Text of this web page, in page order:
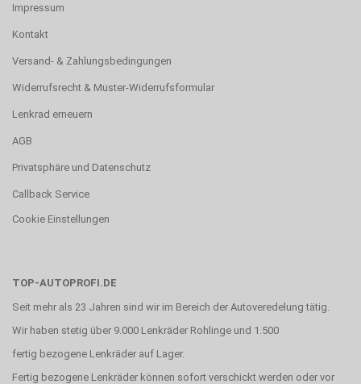
Impressum
Kontakt
Versand- & Zahlungsbedingungen
Widerrufsrecht & Muster-Widerrufsformular
Lenkrad erneuern
AGB
Privatsphäre und Datenschutz
Callback Service
Cookie Einstellungen
TOP-AUTOPROFI.DE
Seit mehr als 23 Jahren sind wir im Bereich der Autoveredelung tätig.
Wir haben stetig über 9.000 Lenkräder Rohlinge und 1.500
fertig bezogene Lenkräder auf Lager.
Fertig bezogene Lenkräder können sofort verschickt werden oder vor